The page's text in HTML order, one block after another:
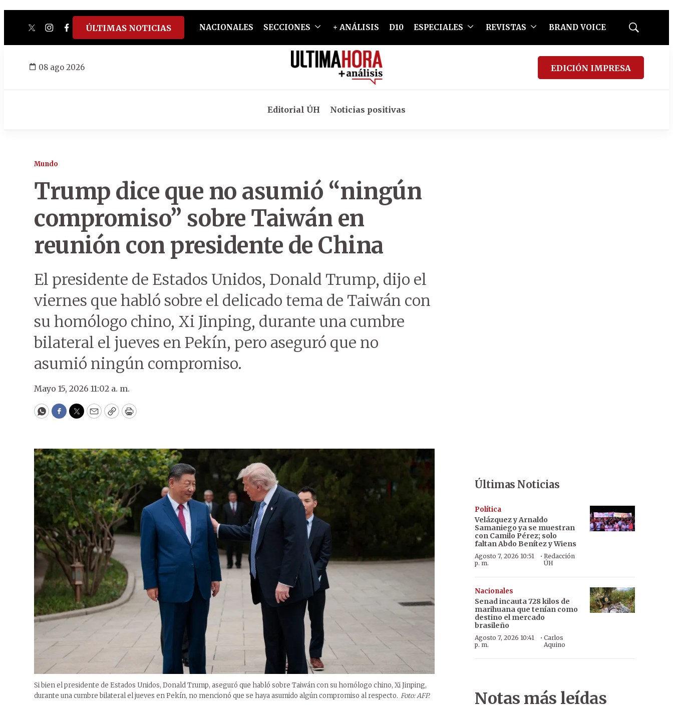
twitterinstagram
facebook
tiktokyoutube
spotify
ÚLTIMAS NOTICIAS NACIONALES SECCIONES + ANÁLISIS D10 ESPECIALES REVISTAS BRAND VOICE
Mostrar
08 ago 2026 EDICIÓN IMPRESA
Editorial ÚH Noticias positivas
Mundo
Trump dice que no asumió “ningún
compromiso” sobre Taiwán en
reunión con presidente de China
El presidente de Estados Unidos, Donald Trump, dijo el
viernes que habló sobre el delicado tema de Taiwán con
su homólogo chino, Xi Jinping, durante una cumbre
bilateral el jueves en Pekín, pero aseguró que no
asumió ningún compromiso.
Mayo 15, 2026 11:02 a. m.
WhatsApp
Facebook
Twitter
EmailCopyPrint
Si bien el presidente de Estados Unidos, Donald Trump, aseguró que habló sobre Taiwán con su homólogo chino, Xi Jinping,
durante una cumbre bilateral el jueves en Pekín, no mencionó que se haya asumido algún compromiso al respecto. Foto: AFP.
Últimas Noticias
Política
Velázquez y Arnaldo
Samaniego ya se muestran
con Camilo Pérez; solo
faltan Abdo Benítez y Wiens
Agosto 7, 2026 10:51
p. m.
·Redacción
ÚH
Nacionales
Senad incauta 728 kilos de
marihuana que tenían como
destino el mercado
brasileño
Agosto 7, 2026 10:41
p. m.
· Carlos
Aquino
Notas más leídas